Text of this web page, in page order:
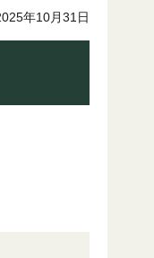
年10月31日